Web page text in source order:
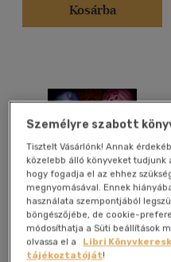
14 - 18 év
Nyelv szerint
Magyar(3025)
Angol(119)
Francia(3)
Kínai (2)
Kosárba
Agymanók 2.
Személyre szabott
Tisztelt Vásárlónk! Annak
közelebb álló könyveket tudjunk
hogy fogadja el az ehhez
megnyomásával. Ennek
használata szempontjából
böngészőjébe, de cookie-
módosíthatja a Süti beállítások
olvassa el a
Libri
tájékoztatóját!